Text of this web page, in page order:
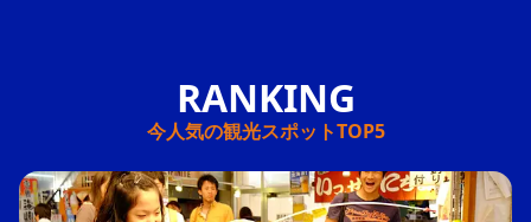
今人気の観光スポットTOP5